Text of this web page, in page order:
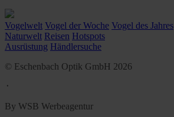
Vogelwelt Vogel der Woche Vogel des Jahres
Naturwelt Reisen Hotspots
Ausrüstung Händlersuche
© Eschenbach Optik GmbH 2026
᛫
By WSB Werbeagentur